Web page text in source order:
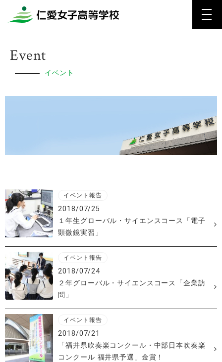
Event
イベント
イベント報告
2018/07/25
１年生グローバル・サイエンスコース「電子
顕微鏡実習」
イベント報告
2018/07/24
２年グローバル・サイエンスコース「企業訪
問」
イベント報告
2018/07/21
「福井県吹奏楽コンクール・中部日本吹奏楽
コンクール 福井県予選」金賞！